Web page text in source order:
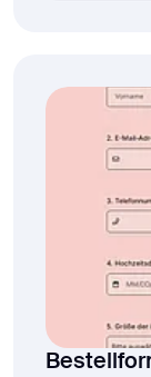
zu sparen
verwalten,